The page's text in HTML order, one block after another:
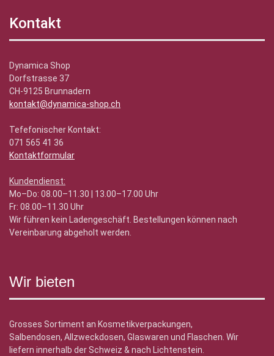
Kontakt
Dynamica Shop
Dorfstrasse 37
CH-9125 Brunnadern
kontakt@dynamica-shop.ch
Tefefonischer Kontakt:
071 565 41 36
Kontaktformular
Kundendienst:
Mo–Do: 08.00–11.30 | 13.00–17.00 Uhr
Fr: 08.00–11.30 Uhr
Wir führen kein Ladengeschäft. Bestellungen können nach
Vereinbarung abgeholt werden.
Wir bieten
Grosses Sortiment an Kosmetikverpackungen,
Salbendosen, Allzweckdosen, Glaswaren und Flaschen. Wir
liefern innerhalb der Schweiz & nach Lichtenstein.